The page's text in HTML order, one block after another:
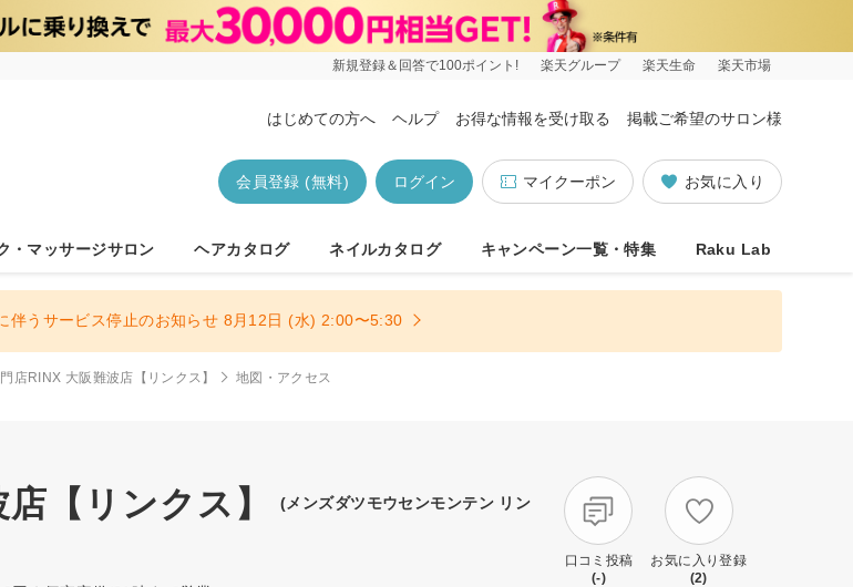
新規登録＆回答で100ポイント! 楽天グループ 楽天生命 楽天市場
はじめての方へ ヘルプ お得な情報を受け取る 掲載ご希望のサロン様
お気に入り
マイクーポン
ログイン
会員登録 (無料)
・マッサージサロン ヘアカタログ ネイルカタログ キャンペーン一覧・特集 Raku Lab
伴うサービス停止のお知らせ 8月12日 (水) 2:00〜5:30
店RINX 大阪難波店【リンクス】 地図・アクセス
【リンクス】 (メンズダツモウセンモンテン リン
口コミ投稿
(-)
お気に入り登録
(2)